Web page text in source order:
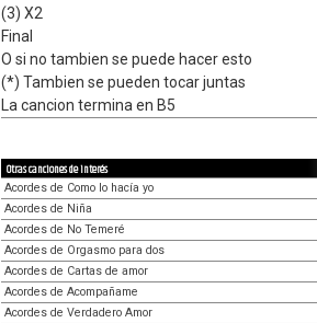
(3) X2
Final
O si no tambien se puede hacer esto
(*) Tambien se pueden tocar juntas
La cancion termina en B5
Otras canciones de interés
Acordes de Como lo hacía yo
Acordes de Niña
Acordes de No Temeré
Acordes de Orgasmo para dos
Acordes de Cartas de amor
Acordes de Acompañame
Acordes de Verdadero Amor